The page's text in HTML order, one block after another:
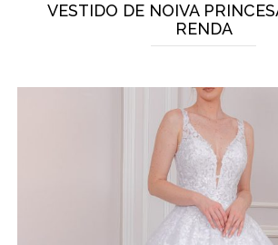
VESTIDO DE NOIVA
RENDA